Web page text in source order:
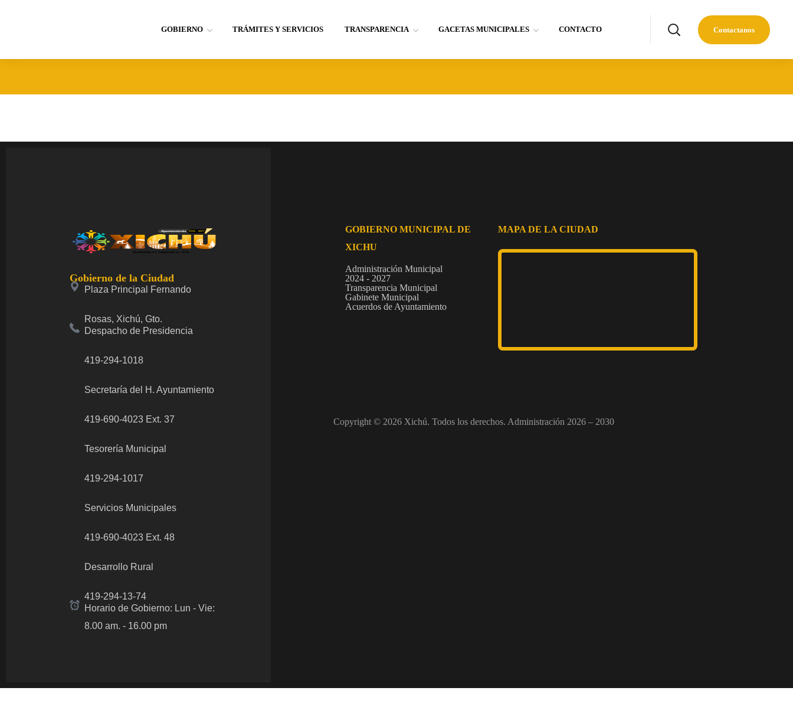
GOBIERNO TRÁMITES Y SERVICIOS TRANSPARENCIA GACETAS MUNICIPALES CONTACTO Contactanos
Gobierno de la Ciudad
Plaza Principal Fernando
Rosas, Xichú, Gto.
Despacho de Presidencia
419-294-1018
Secretaría del H. Ayuntamiento
419-690-4023 Ext. 37
Tesorería Municipal
419-294-1017
Servicios Municipales
419-690-4023 Ext. 48
Desarrollo Rural
419-294-13-74
Horario de Gobierno: Lun - Vie:
8.00 am.- 16.00 pm
GOBIERNO MUNICIPAL DE
XICHU
Administración Municipal
2024 - 2027
Transparencia Municipal
Gabinete Municipal
Acuerdos de Ayuntamiento
MAPA DE LA CIUDAD
Copyright © 2026 Xichú. Todos los derechos. Administración 2026 – 2030